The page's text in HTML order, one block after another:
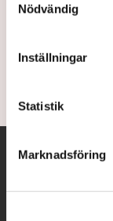
Nödvändig
Inställningar
Statistik
Marknadsföring
experter. Och